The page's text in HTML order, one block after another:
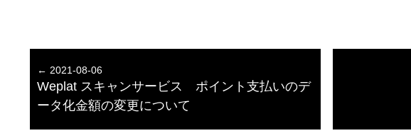
← 2021-08-06
Weplat スキャンサービス ポイント支払いのデ
ータ化金額の変更について